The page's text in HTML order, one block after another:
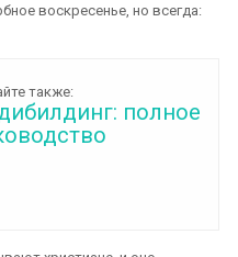
воскресенье, но всегда:
также:
полное